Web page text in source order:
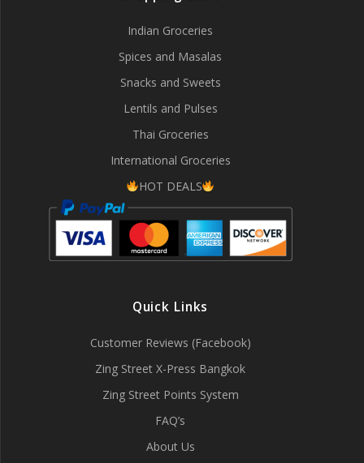
Indian Groceries
Spices and Masalas
Snacks and Sweets
Lentils and Pulses
Thai Groceries
International Groceries
HOT DEALS
Quick Links
Customer Reviews (Facebook)
Zing Street X-Press Bangkok
Zing Street Points System
FAQ’s
About Us